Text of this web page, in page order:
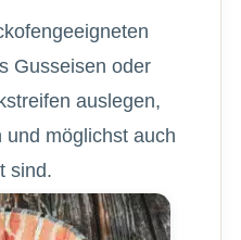
Gusseisen oder
auslegen,
möglichst auch
sind.